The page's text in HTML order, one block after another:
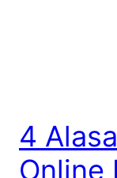
4
Online